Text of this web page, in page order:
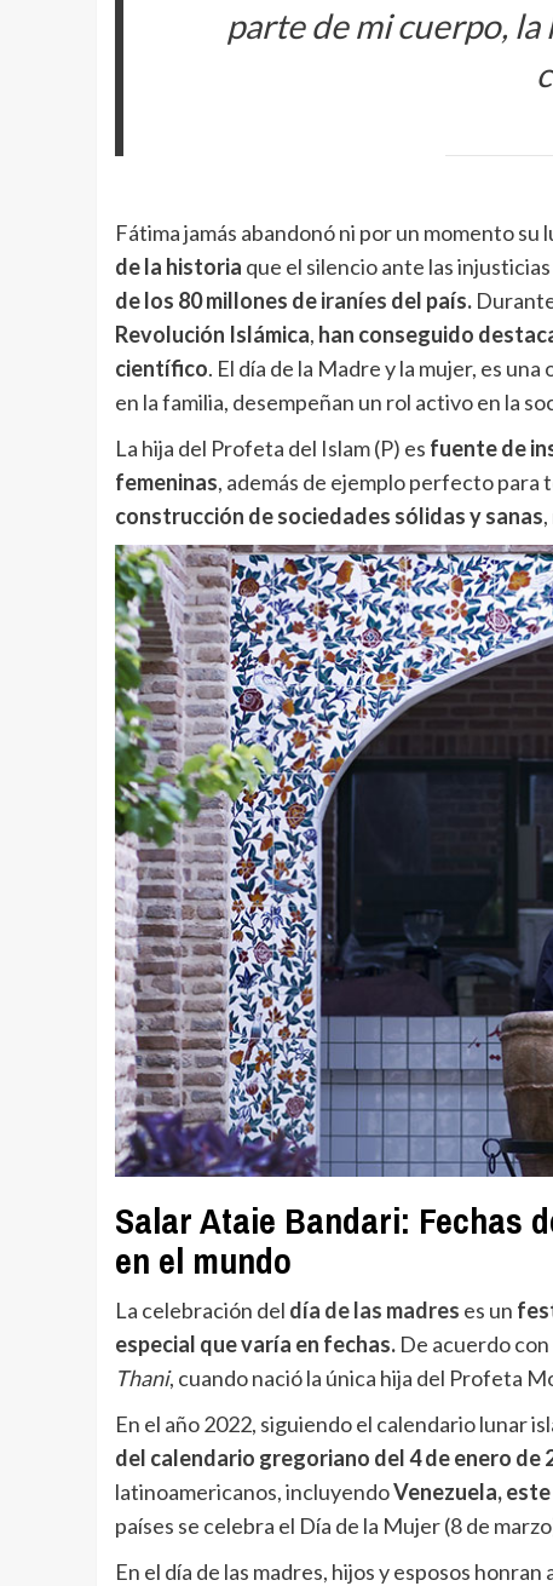
parte de mi cuerpo,
Fátima jamás abandonó ni por un momento su
de la historia que el silencio ante las
de los 80 millones deiraníes del país.Durante
Revolución Islámica, han conseguido
científico. El día de la Madre y la mujer, es
en la familia, desempeñan un rol activo en la
La hija del Profeta del Islam (P) es fuente de
femeninas, además de ejemplo perfecto para
construcción de sociedades sólidas y sanas
Salar Ataie Bandari: Fechas
en el mundo
La celebración del día de las madres es un
especial que varía en fechas.De acuerdo con
Thani, cuando nació la única hija del Profeta
En el año 2022, siguiendo el calendario lunar
del calendario gregoriano del 4 de enero de
latinoamericanos, incluyendoVenezuela,
países se celebra el Día de la Mujer (8 de
En el día de las madres, hijos y esposos